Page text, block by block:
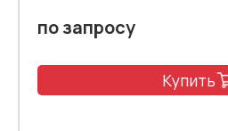
по запросу
Купить